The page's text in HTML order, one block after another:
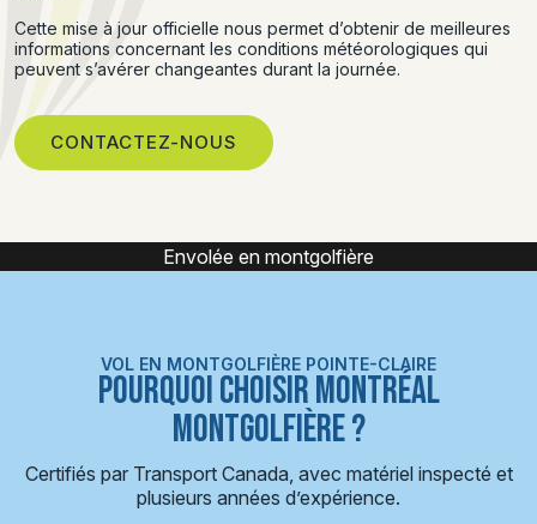
Cette mise à jour officielle nous permet d’obtenir de meilleures
informations concernant les conditions météorologiques qui
peuvent s’avérer changeantes durant la journée.
CONTACTEZ-NOUS
Expérience montgolfière
VOL EN MONTGOLFIÈRE POINTE-CLAIRE
POURQUOI CHOISIR MONTRÉAL
MONTGOLFIÈRE ?
Certifiés par Transport Canada, avec matériel inspecté et
plusieurs années d’expérience.